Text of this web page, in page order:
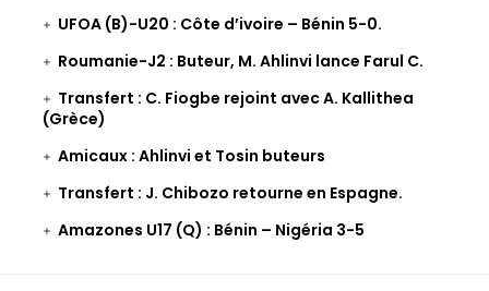
UFOA (B)-U20 : Côte d’ivoire – Bénin 5-0.
Roumanie-J2 : Buteur, M. Ahlinvi lance Farul C.
Transfert : C. Fiogbe rejoint avec A. Kallithea
(Grèce)
Amicaux : Ahlinvi et Tosin buteurs
Transfert : J. Chibozo retourne en Espagne.
Amazones U17 (Q) : Bénin – Nigéria 3-5